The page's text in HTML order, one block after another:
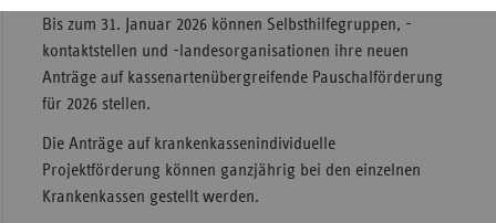
Bis zum 31. Januar 2026 können Selbsthilfegruppen, -
kontaktstellen und -landesorganisationen ihre neuen
Anträge auf kassenartenübergreifende Pauschalförderung
für 2026 stellen.
Die Anträge auf krankenkassenindividuelle
Projektförderung können ganzjährig bei den einzelnen
Krankenkassen gestellt werden.